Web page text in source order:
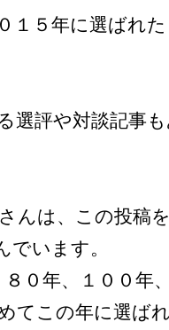
１５年に選ばれ
選評や対談記事
んは、この投稿
でいます。
８０年、１００年
てこの年に選ば